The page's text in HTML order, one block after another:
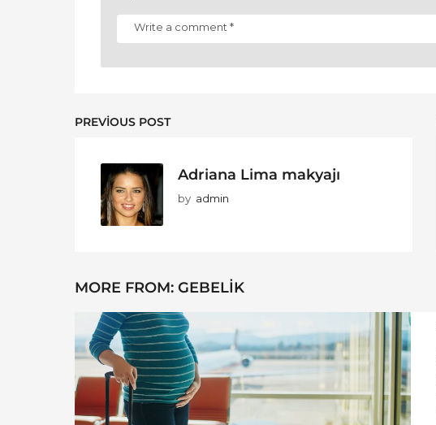
PREVIOUS POST
Adriana Lima makyajı
by admin
MORE FROM: GEBELIK